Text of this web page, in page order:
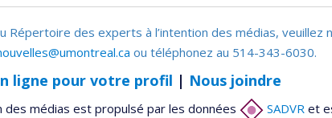
Répertoire des experts à l’intention des médias, veuillez
ou téléphonez au 514-343-6030.
ligne pour votre profil | Nous joindre
médias est propulsé par les données SADVR et